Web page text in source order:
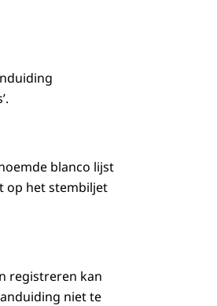
blanco lijst
op het stembiljet
registreren kan
niet te